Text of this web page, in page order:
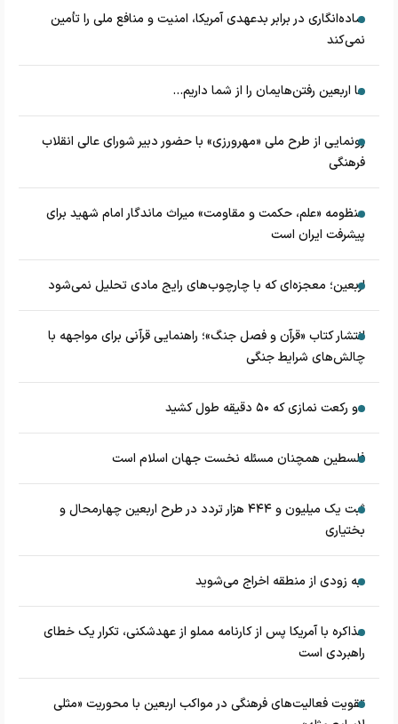
ساده‌انگاری در برابر بدعهدی آمریکا، امنیت و منافع ملی را تأمین
نمی‌کند
ما اربعین رفتن‌هایمان را از شما داریم...
رونمایی از طرح ملی «مهرورزی» با حضور دبیر شورای عالی انقلاب
فرهنگی
منظومه «علم، حکمت و مقاومت» میراث ماندگار امام شهید برای
پیشرفت ایران است
اربعین؛ معجزه‌ای که با چارچوب‌های رایج مادی تحلیل نمی‌شود
انتشار کتاب «قرآن و فصل جنگ»؛ راهنمایی قرآنی برای مواجهه با
چالش‌های شرایط جنگی
دو رکعت نمازی که ۵۰ دقیقه طول کشید
فلسطین همچنان مسئله نخست جهان اسلام است
ثبت یک میلیون و ۴۴۴ هزار تردد در طرح اربعین چهارمحال و
بختیاری
به زودی از منطقه اخراج می‌شوید
مذاکره با آمریکا پس از کارنامه مملو از عهدشکنی، تکرار یک خطای
راهبردی است
تقویت فعالیت‌های فرهنگی در مواکب اربعین با محوریت «مثلی